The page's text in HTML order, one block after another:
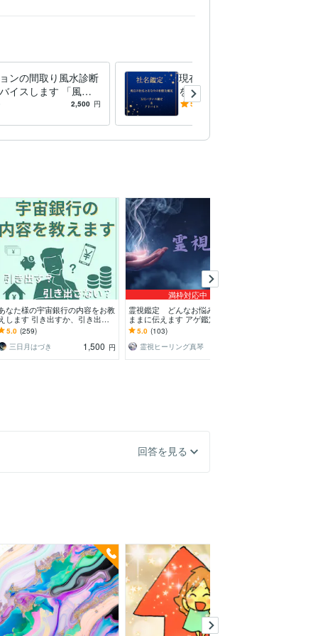
ンの間取り風水診断
イスします 「風水×
が、 マンションの
2,500 円
現在の社名鑑定＆アドバイス
をします 「会社名にパワー
があるのか？」と疑問を持っ
5.0
なた様の宇宙銀行の内容をお教
えします 引き出すか、引き出さ
いかはあなた様次第
5.0 (259)
三日月はづき
1,500 円
満枠対応中
霊視鑑定 どんなお悩みも視える
ままに伝えます アゲ鑑定はなし
「少し気持ちが軽くなる」鑑定を
心がけてます
5.0 (103)
霊視ヒーリング真琴
回答を見る